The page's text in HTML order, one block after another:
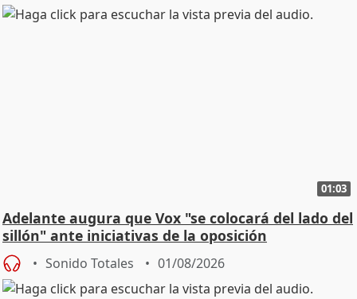
01:03
Adelante augura que Vox "se colocará del lado del
sillón" ante iniciativas de la oposición
Sonido Totales 01/08/2026